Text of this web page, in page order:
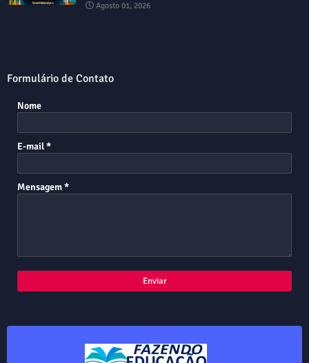
Agosto 01, 2026
Formulário de Contato
Nome
E-mail*
Mensagem*